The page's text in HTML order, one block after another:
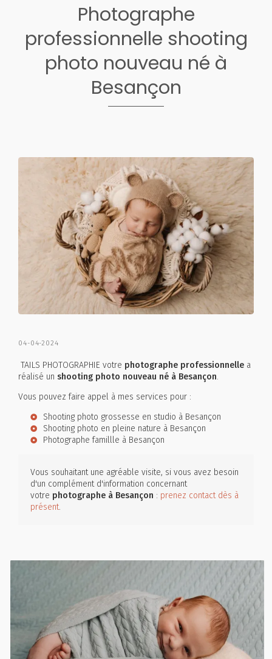
Photographe
professionnelle shooting
photo nouveau né à
Besançon
04-04-2024
TAILS PHOTOGRAPHIE votre photographe professionnelle a
réalisé un shooting photo nouveau né à Besançon.
Vous pouvez faire appel à mes services pour :
Shooting photo grossesse en studio à Besançon
Shooting photo en pleine nature à Besançon
Photographe famillle à Besançon
Vous souhaitant une agréable visite, si vous avez besoin
d'un complément d'information concernant
votre photographe à Besançon : prenez contact dès à
présent.